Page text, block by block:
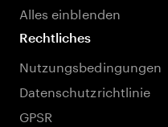
Alles einblenden
Rechtliches
Nutzungsbedingungen
Datenschutzrichtlinie
GPSR